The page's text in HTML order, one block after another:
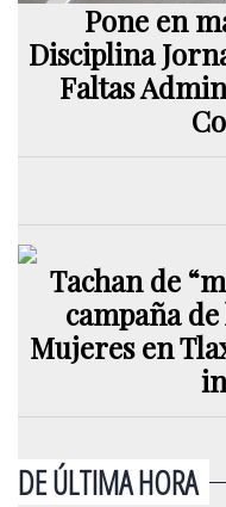
Pone en
Disciplina
Faltas
Tachan de
campaña
Mujeres en
DE ÚLTIMA HORA